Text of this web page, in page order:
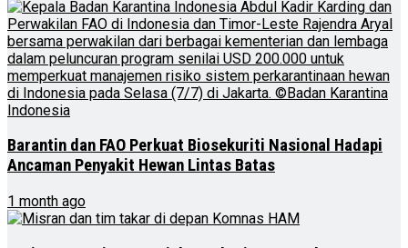
Barantin dan FAO Perkuat Biosekuriti Nasional Hadapi
Ancaman Penyakit Hewan Lintas Batas
1 month ago